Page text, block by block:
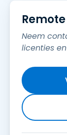
Neem
licenties